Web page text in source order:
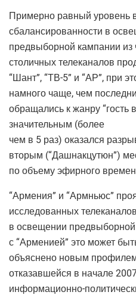
Примерно равный уровень
сбалансированности в
предвыборной кампании из
столичных телеканалов
“Шант”, “ТВ-5” и “АР”, при
намного чаще, чем
обращались к жанру “гость
значительным (более
чем в 5 раз) оказался
вторым (“Дашнакцутюн”)
по объему эфирного
“Армения” и “Армньюс”
исследованных
в освещении
с “Арменией” это может
объяснено новым
отказавшейся в начале
информационно-